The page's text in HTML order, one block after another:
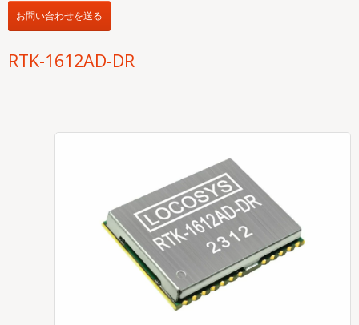
お問い合わせを送る
RTK-1612AD-DR